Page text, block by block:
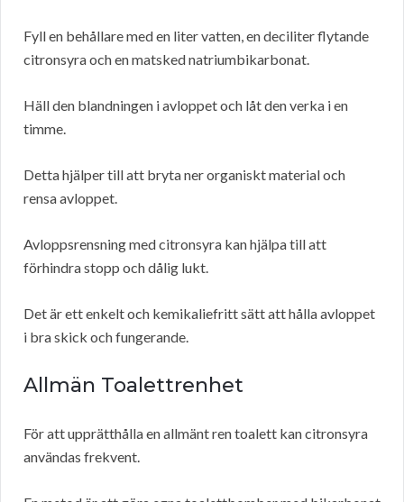
Fyll en behållare med en liter vatten, en deciliter flytande
citronsyra och en matsked natriumbikarbonat.
Häll den blandningen i avloppet och låt den verka i en
timme.
Detta hjälper till att bryta ner organiskt material och
rensa avloppet.
Avloppsrensning med citronsyra kan hjälpa till att
förhindra stopp och dålig lukt.
Det är ett enkelt och kemikaliefritt sätt att hålla avloppet
i bra skick och fungerande.
Allmän Toalettrenhet
För att upprätthålla en allmänt ren toalett kan citronsyra
användas frekvent.